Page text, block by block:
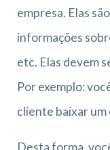
empresa. Elas
informações
etc. Elas devem
Por exemplo:
cliente baixar um
Desta forma,